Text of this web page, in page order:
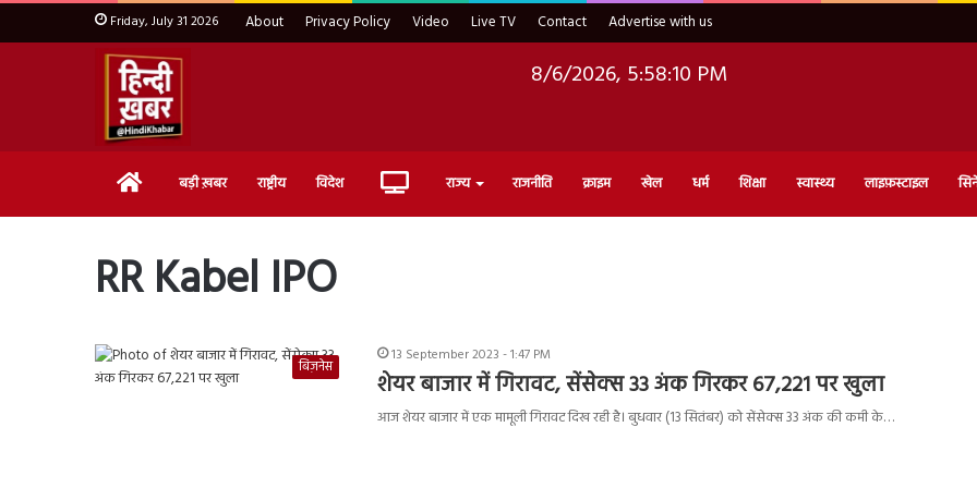
Friday, July 31 2026 About Privacy Policy Video Live TV Contact Advertise with us
8/6/2026, 5:58:11 PM
Home बड़ी ख़बर राष्ट्रीय विदेश Live राज्य राजनीति क्राइम खेल धर्म शिक्षा स्वास्थ्य लाइफ़स्टाइल
RR Kabel IPO
बिज़नेस
13 September 2023 - 1:47 PM
शेयर बाजार में गिरावट, सेंसेक्स 33 अंक गिरकर 67,221 पर खुला
आज शेयर बाजार में एक मामूली गिरावट दिख रही है। बुधवार (13 सितंबर) को सेंसेक्स 33 अंक की कमी के…